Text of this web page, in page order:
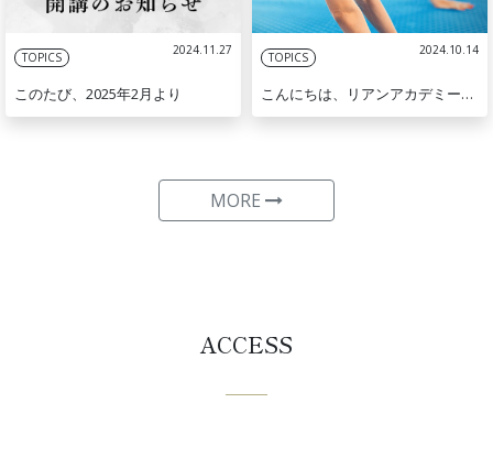
TOPICS 2024.11.27
このたび、2025年2月より
TOPICS 2024.10.14
こんにちは、リアンアカデミーです
MORE
ACCESS